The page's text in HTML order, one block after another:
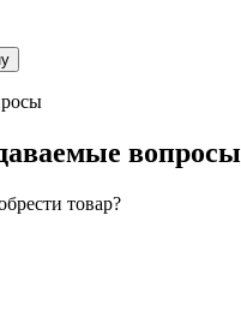
вопросы
товар?